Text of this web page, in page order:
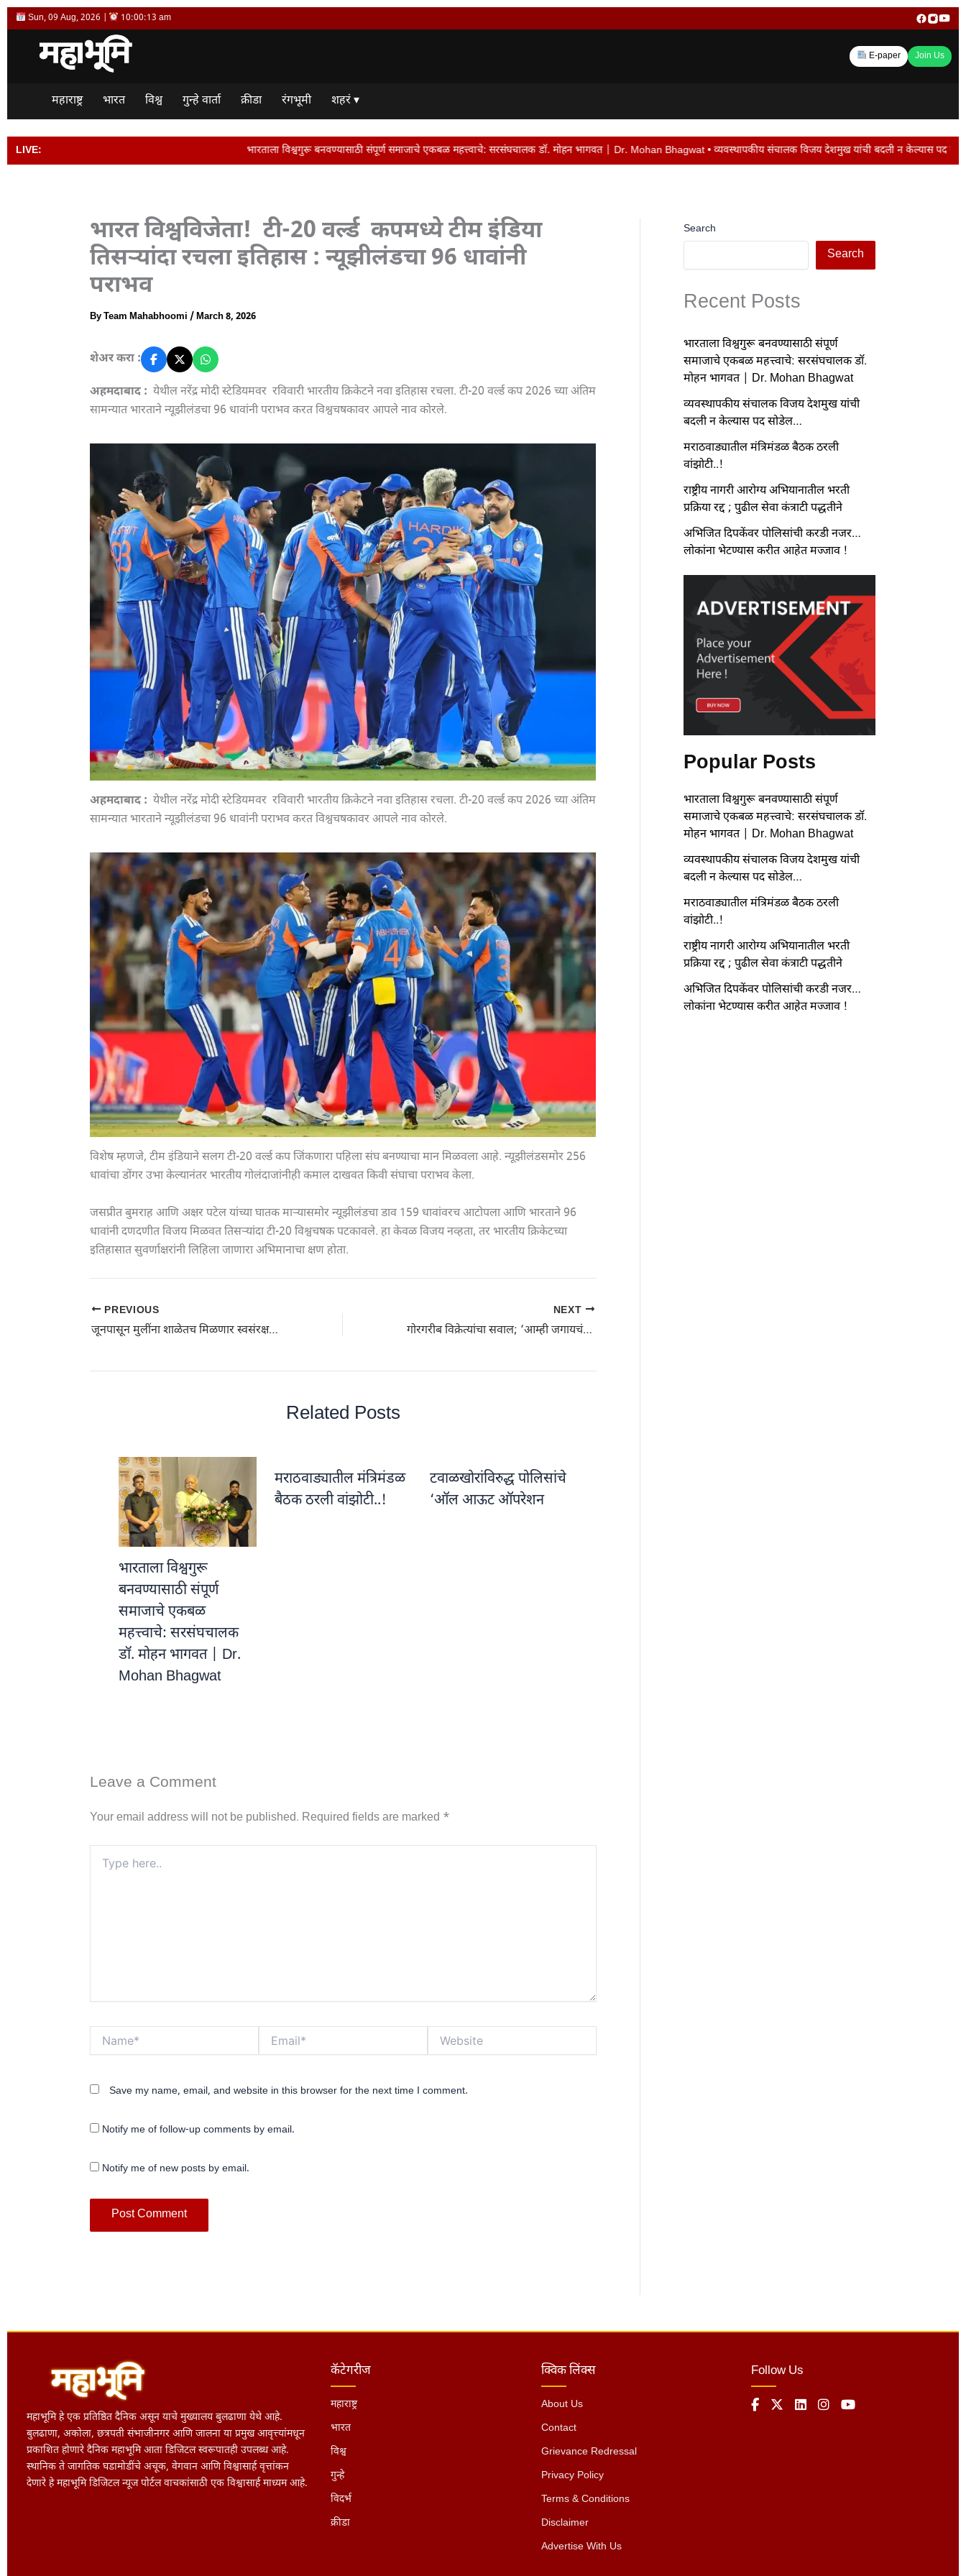
Skip
to
Sun, 09 Aug, 2026 | 10:00:14 am
E-paper Join Us
महाराष्ट्र भारत विश्व गुन्हे वार्ता क्रीडा रंगभूमी शहरं ▾
LIVE: भारताला विश्वगुरू बनवण्यासाठी संपूर्ण समाजाचे एकबळ महत्त्वाचे: सरसंघचालक डॉ. मोहन भागवत | Dr. Mohan Bhagwat • व्यवस्थापकीय संचालक विजय देशमुख यांची बदली न केल्यास पद सोडेल… • मराठवाड्यातील मंत्रिमंडळ
भारत विश्वविजेता! टी-20 वर्ल्ड कपमध्ये टीम इंडिया
तिसऱ्यांदा रचला इतिहास : न्यूझीलंडचा 96 धावांनी
पराभव
ByTeam Mahabhoomi /March 8, 2026
शेअर करा :
अहमदाबाद : येथील नरेंद्र मोदी स्टेडियमवर रविवारी भारतीय क्रिकेटने नवा इतिहास रचला. टी-20 वर्ल्ड कप 2026 च्या अंतिम
सामन्यात भारताने न्यूझीलंडचा 96 धावांनी पराभव करत विश्वचषकावर आपले नाव कोरले.
अहमदाबाद : येथील नरेंद्र मोदी स्टेडियमवर रविवारी भारतीय क्रिकेटने नवा इतिहास रचला. टी-20 वर्ल्ड कप 2026 च्या अंतिम
सामन्यात भारताने न्यूझीलंडचा 96 धावांनी पराभव करत विश्वचषकावर आपले नाव कोरले.
विशेष म्हणजे, टीम इंडियाने सलग टी-20 वर्ल्ड कप जिंकणारा पहिला संघ बनण्याचा मान मिळवला आहे. न्यूझीलंडसमोर 256
धावांचा डोंगर उभा केल्यानंतर भारतीय गोलंदाजांनीही कमाल दाखवत किवी संघाचा पराभव केला.
जसप्रीत बुमराह आणि अक्षर पटेल यांच्या घातक माऱ्यासमोर न्यूझीलंडचा डाव 159 धावांवरच आटोपला आणि भारताने 96
धावांनी दणदणीत विजय मिळवत तिसऱ्यांदा टी-20 विश्वचषक पटकावले. हा केवळ विजय नव्हता, तर भारतीय क्रिकेटच्या
इतिहासात सुवर्णाक्षरांनी लिहिला जाणारा अभिमानाचा क्षण होता.
PREVIOUS
जूनपासून मुलींना शाळेतच मिळणार स्वसंरक्षणाचे धडे
NEXT
गोरगरीब विक्रेत्यांचा सवाल; ‘आम्ही जगायचं कसं?’ अतिक्रमण हटावावर संताप; रिसोडमध्ये रास्तारोको
Related Posts
भारताला विश्वगुरू
बनवण्यासाठी संपूर्ण
समाजाचे एकबळ
महत्त्वाचे: सरसंघचालक
डॉ. मोहन भागवत | Dr.
Mohan Bhagwat
मराठवाड्यातील मंत्रिमंडळ
बैठक ठरली वांझोटी..!
टवाळखोरांविरुद्ध पोलिसांचे
‘ऑल आऊट ऑपरेशन
Leave a Comment
Your email address will not be published. Required fields are marked *
here..
Save my name, email, and website in this browser for the next time I comment.
Notify me of follow-up comments by email.
Notify me of new posts by email.
Search
Search
Recent Posts
भारताला विश्वगुरू बनवण्यासाठी संपूर्ण
समाजाचे एकबळ महत्त्वाचे: सरसंघचालक डॉ.
मोहन भागवत | Dr. Mohan Bhagwat
व्यवस्थापकीय संचालक विजय देशमुख यांची
बदली न केल्यास पद सोडेल…
मराठवाड्यातील मंत्रिमंडळ बैठक ठरली
वांझोटी..!
राष्ट्रीय नागरी आरोग्य अभियानातील भरती
प्रक्रिया रद्द ; पुढील सेवा कंत्राटी पद्धतीने
अभिजित दिपकेंवर पोलिसांची करडी नजर…
लोकांना भेटण्यास करीत आहेत मज्जाव !
Popular Posts
भारताला विश्वगुरू बनवण्यासाठी संपूर्ण
समाजाचे एकबळ महत्त्वाचे: सरसंघचालक डॉ.
मोहन भागवत | Dr. Mohan Bhagwat
व्यवस्थापकीय संचालक विजय देशमुख यांची
बदली न केल्यास पद सोडेल…
मराठवाड्यातील मंत्रिमंडळ बैठक ठरली
वांझोटी..!
राष्ट्रीय नागरी आरोग्य अभियानातील भरती
प्रक्रिया रद्द ; पुढील सेवा कंत्राटी पद्धतीने
अभिजित दिपकेंवर पोलिसांची करडी नजर…
लोकांना भेटण्यास करीत आहेत मज्जाव !
महाभूमि हे एक प्रतिष्ठित दैनिक असून याचे मुख्यालय बुलढाणा येथे आहे.
बुलढाणा, अकोला, छत्रपती संभाजीनगर आणि जालना या प्रमुख आवृत्त्यांमधून
प्रकाशित होणारे दैनिक महाभूमि आता डिजिटल स्वरूपातही उपलब्ध आहे.
स्थानिक ते जागतिक घडामोडींचे अचूक, वेगवान आणि विश्वासार्ह वृत्तांकन
देणारे हे महाभूमि डिजिटल न्यूज पोर्टल वाचकांसाठी एक विश्वासार्ह माध्यम आहे.
कॅटेगरीज
महाराष्ट्र
भारत
विश्व
गुन्हे
विदर्भ
क्रीडा
क्विक लिंक्स
About Us
Contact
Grievance Redressal
Privacy Policy
Terms & Conditions
Disclaimer
Advertise With Us
Follow Us